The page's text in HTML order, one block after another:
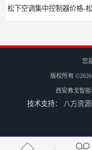
松下空调集中控制器价格-松下空调集中控制器-松下空调节能控制
您
版权所有
西安弗戈智
技术支持： 八方资源